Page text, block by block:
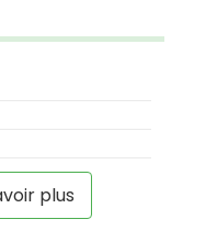
plus